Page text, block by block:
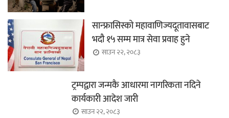
सान्फ्रासिस्को महावाणिज्यदूतावासबाट
भदौ १५ सम्म मात्र सेवा प्रवाह हुने
साउन २२, २०८३
ट्रम्पद्वारा जन्मकै आधारमा नागरिकता नदिने
कार्यकारी आदेश जारी
साउन २२, २०८३